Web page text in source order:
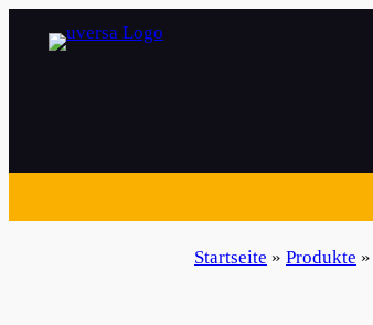
Inhalt
Startseite » Produkte »